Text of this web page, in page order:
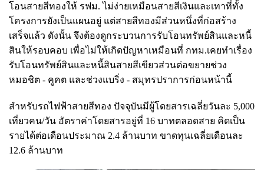
โอนสายสีทองให้ รฟม. ไม่ง่ายเหมือนสายสีเงินและเทาที่ทั้ง
โครงการยังเป็นแผนอยู่ แต่สายสีทองมีส่วนหนึ่งที่ก่อสร้าง
เสร็จแล้ว ดังนั้น จึงต้องดูกระบวนการรับโอนทรัพย์สินและหนี้
สินให้รอบคอบ เพื่อไม่ให้เกิดปัญหาเหมือนที่ กทม.เคยทำเรื่อง
รับโอนทรัพย์สินและหนี้สินสายสีเขียวส่วนต่อขยายช่วง
หมอชิต - คูคต และช่วงแบริ่ง - สมุทรปราการก่อนหน้านี้
สำหรับรถไฟฟ้าสายสีทอง ปัจจุบันมีผู้โดยสารเฉลี่ยวันละ 5,000
เที่ยวคน/วัน อัตราค่าโดยสารอยู่ที่ 16 บาทตลอดสาย คิดเป็น
รายได้ต่อเดือนประมาณ 2.4 ล้านบาท ขาดทุนเฉลี่ยเดือนละ
12.6 ล้านบาท